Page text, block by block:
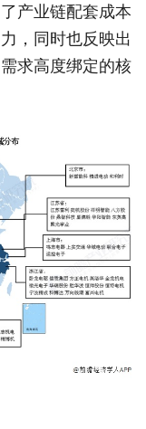
产业链配套成本
，同时也反映出
求高度绑定的核